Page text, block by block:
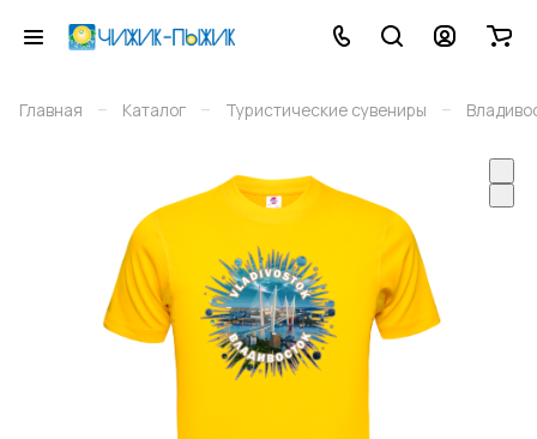
Главная – Каталог – Туристические сувениры –